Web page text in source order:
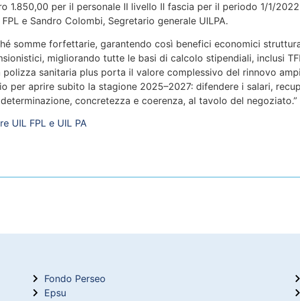
per il personale II livello II fascia per il periodo 1/1/
e Sandro Colombi, Segretario generale UILPA.
somme forfettarie, garantendo così benefici economici
migliorando tutte le basi di calcolo stipendiali, inclusi
sanitaria plus porta il valore complessivo del rinnovo
per aprire subito la stagione 2025–2027: difendere i salari,
concretezza e coerenza, al tavolo del negoziato.”
UIL FPL e UIL PA
Fondo Perseo
Epsu